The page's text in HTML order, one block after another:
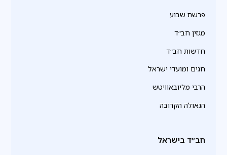
פרשת שבוע
מגזין חב״ד
חדשות חב״ד
חגים ומועדי ישראל
הרבי מליובאוויטש
הגאולה הקרובה
חב״ד בישראל